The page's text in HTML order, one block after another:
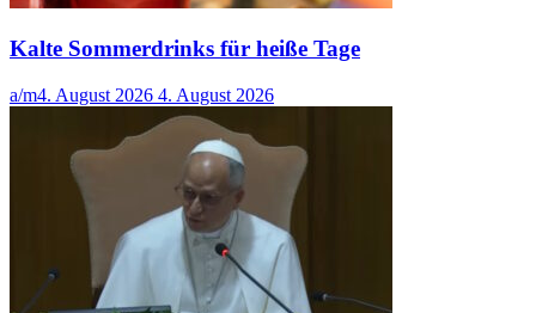
Kalte Sommerdrinks für heiße Tage
a/m4. August 2026 4. August 2026